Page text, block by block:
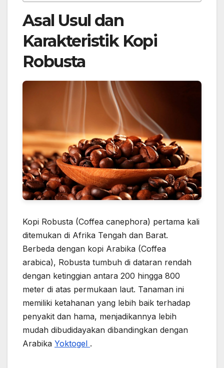
Asal Usul dan
Karakteristik Kopi
Robusta
Kopi Robusta (Coffea canephora) pertama kali
ditemukan di Afrika Tengah dan Barat.
Berbeda dengan kopi Arabika (Coffea
arabica), Robusta tumbuh di dataran rendah
dengan ketinggian antara 200 hingga 800
meter di atas permukaan laut. Tanaman ini
memiliki ketahanan yang lebih baik terhadap
penyakit dan hama, menjadikannya lebih
mudah dibudidayakan dibandingkan dengan
Arabika Yoktogel .